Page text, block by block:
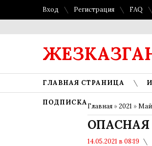
Вход Регистрация FAQ
ГЛАВНАЯ СТРАНИЦА
ПОДПИСКАГлавная »2021 »Май
14.05.2021 в 08:19